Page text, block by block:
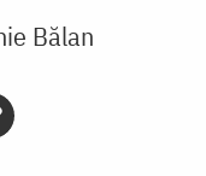
Bălan